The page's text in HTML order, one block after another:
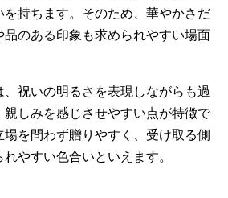
持ちます。そのため、華やかさだ
品のある印象も求められやすい場面
、祝いの明るさを表現しながらも過
親しみを感じさせやすい点が特徴で
を問わず贈りやすく、受け取る側
やすい色合いといえます。